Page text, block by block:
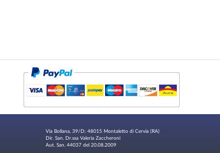
Via Bollana, 39/D; 48015 Montaletto di Cervia (RA)
Dir. San. Dr.ssa Valeria Zaccheroni
Aut. San. 44037 del 20.08.2009